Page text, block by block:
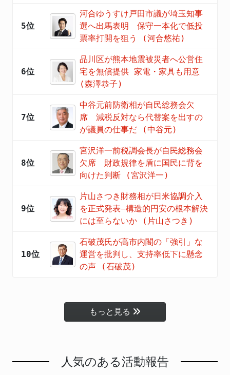
5位
河合ゆうすけ戸田市議が埼玉知事
選へ出馬表明 保守一本化で低投
票率打開を狙う (河合悠祐)
6位
品川区が熊本地震被災者へ公営住
宅を無償提供 家電・家具も用意
(森澤恭子)
7位
中谷元前防衛相が自民総務会欠
席 減税反対なら代替案を出すの
が議員の仕事だ (中谷元)
8位
宮沢洋一前税調会長が自民総務会
欠席 財政規律を盾に国民に背を
向けた判断 (宮沢洋一)
9位
片山さつき財務相が日米協調介入
を正式発表―構造的円安の根本解決
には至らないか (片山さつき)
10位
石破茂氏が高市内閣の「強引」な
運営を批判し、支持率低下に懸念
の声 (石破茂)
もっと見る
人気のある活動報告